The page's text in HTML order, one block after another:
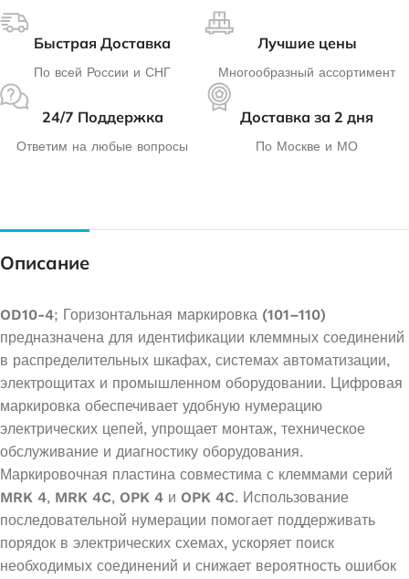
Быстрая Доставка
По всей России и СНГ
Лучшие цены
Многообразный ассортимент
24/7 Поддержка
Ответим на любые вопросы
Доставка за 2 дня
По Москве и МО
Описание
OD10-4; Горизонтальная маркировка (101–110)
предназначена для идентификации клеммных соединений
в распределительных шкафах, системах автоматизации,
электрощитах и промышленном оборудовании. Цифровая
маркировка обеспечивает удобную нумерацию
электрических цепей, упрощает монтаж, техническое
обслуживание и диагностику оборудования.
Маркировочная пластина совместима с клеммами серий
MRK 4, MRK 4C, OPK 4 и OPK 4C. Использование
последовательной нумерации помогает поддерживать
порядок в электрических схемах, ускоряет поиск
необходимых соединений и снижает вероятность ошибок